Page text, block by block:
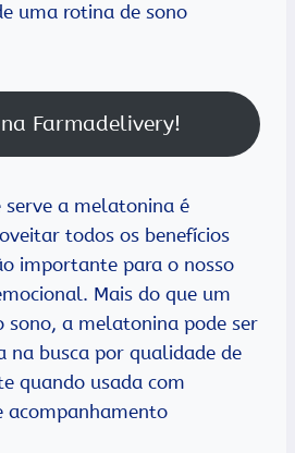
uma rotina de sono
Farmadelivery!
serve a melatonina é
todos os benefícios
importante para o nosso
Mais do que um
sono, a melatonina pode ser
na busca por qualidade de
quando usada com
acompanhamento